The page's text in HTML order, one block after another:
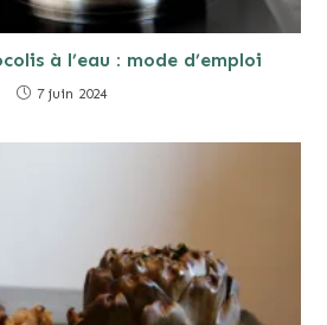
à l’eau : mode d’emploi
7 juin 2024